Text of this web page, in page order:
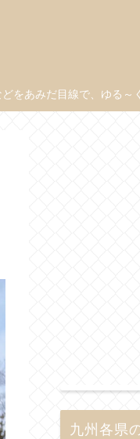
をあみだ目線で、ゆる～
九州各県